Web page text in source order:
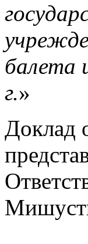
балета
г.»
Доклад